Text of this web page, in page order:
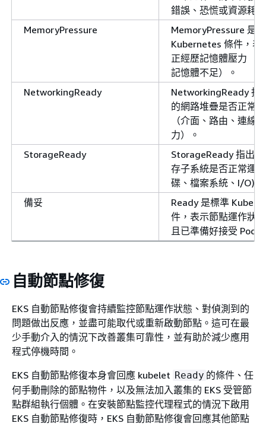
錯誤、恐慌或資源耗
MemoryPressure
MemoryPressure 是
Kubernetes 條件，表
正經歷記憶體壓力 （
記憶體不足）。
NetworkingReady
NetworkingReady 指
的網路堆疊是否正常
（介面、路由、連線能
力）。
StorageReady
StorageReady 指出
存子系統是否正常運
碟、檔案系統、I/O)。
備妥
Ready 是標準
件，表示節點運作狀
且已準備好接受 Pod。
自動節點修復
EKS 自動節點修復會持續監控節點運作狀態、對偵測到的
問題做出反應，並盡可能取代或重新啟動節點。這可在最
少手動介入的情況下改善叢集可靠性，並有助於減少應用
程式停機時間。
EKS 自動節點修復本身會回應 kubelet Ready 的條件、任
何手動刪除的節點物件，以及無法加入叢集的 EKS 受管節
點群組執行個體。在安裝節點監控代理程式的情況下啟用
EKS 自動節點修復時，EKS 自動節點修復會回應其他節點